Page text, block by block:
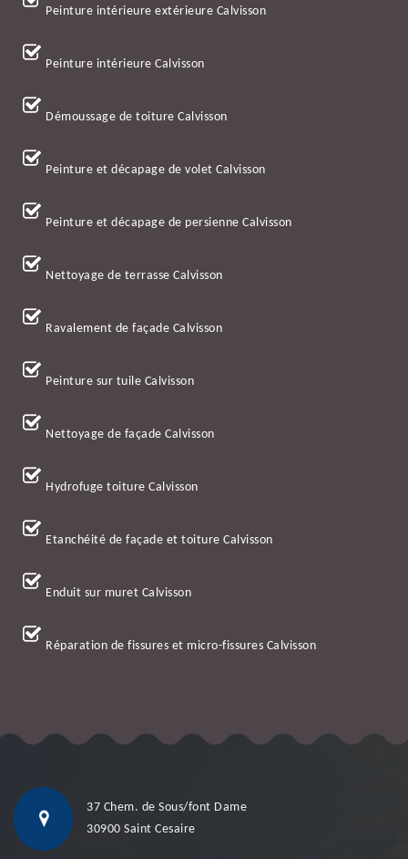
Peinture intérieure extérieure Calvisson
Peinture intérieure Calvisson
Démoussage de toiture Calvisson
Peinture et décapage de volet Calvisson
Peinture et décapage de persienne Calvisson
Nettoyage de terrasse Calvisson
Ravalement de façade Calvisson
Peinture sur tuile Calvisson
Nettoyage de façade Calvisson
Hydrofuge toiture Calvisson
Etanchéité de façade et toiture Calvisson
Enduit sur muret Calvisson
Réparation de fissures et micro-fissures Calvisson
37 Chem. de Sous/font Dame
30900 Saint Cesaire